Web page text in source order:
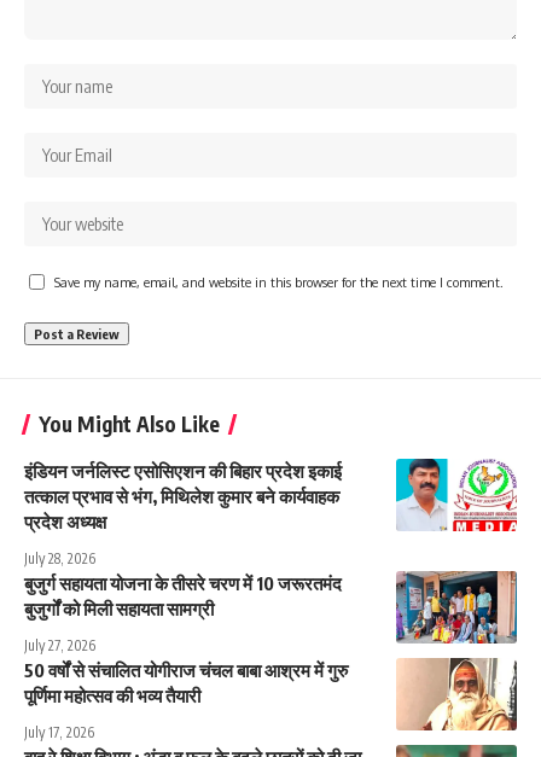
Save my name, email, and website in this browser for the next time I comment.
You Might Also Like
इंडियन जर्नलिस्ट एसोसिएशन की बिहार प्रदेश इकाई
तत्काल प्रभाव से भंग, मिथिलेश कुमार बने कार्यवाहक
प्रदेश अध्यक्ष
July 28, 2026
बुजुर्ग सहायता योजना के तीसरे चरण में 10 जरूरतमंद
बुजुर्गों को मिली सहायता सामग्री
July 27, 2026
50 वर्षों से संचालित योगीराज चंचल बाबा आश्रम में गुरु
पूर्णिमा महोत्सव की भव्य तैयारी
July 17, 2026